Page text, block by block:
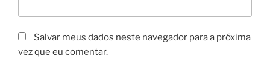
Salvar meus dados neste navegador para a próxima
vez que eu comentar.